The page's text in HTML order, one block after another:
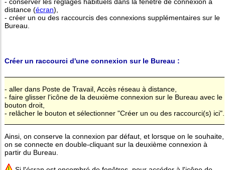
distance (écran),
- créer un ou des raccourcis des connexions supplémentaires sur le
Bureau.
Créer un raccourci d'une connexion sur le Bureau :
- aller dans Poste de Travail, Accès réseau à distance,
- faire glisser l'icône de la deuxième connexion sur le Bureau avec le
bouton droit,
- relâcher le bouton et sélectionner "Créer un ou des raccourci(s) ici".
Ainsi, on conserve la connexion par défaut, et lorsque on le souhaite,
on se connecte en double-cliquant sur la deuxième connexion à
partir du Bureau.